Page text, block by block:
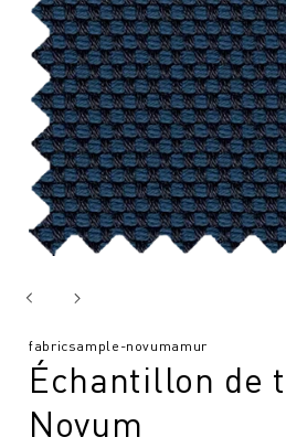
SKU
fabricsample-novumamur
Échantillon de
Novum